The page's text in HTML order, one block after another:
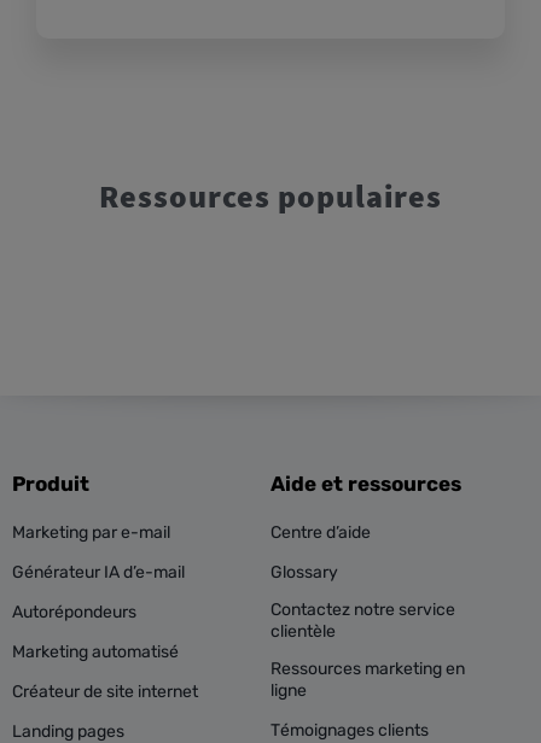
Ressources populaires
Produit
Marketing par e-mail
Générateur IA d’e-mail
Autorépondeurs
Marketing automatisé
Créateur de site internet
Landing pages
Aide et ressources
Centre d’aide
Glossary
Contactez notre service
clientèle
Ressources marketing en
ligne
Témoignages clients